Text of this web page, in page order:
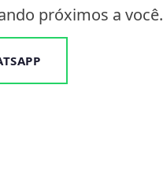
próximos a você.